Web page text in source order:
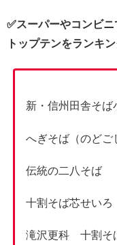
✅スーパーやコンビ
トップテンをランキ
新・信州田舎そば
へぎそば（のどご
伝統の二八そば
十割そば芯せいろ
滝沢更科 十割そ